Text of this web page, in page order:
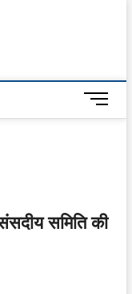
M
e
t
समिति की